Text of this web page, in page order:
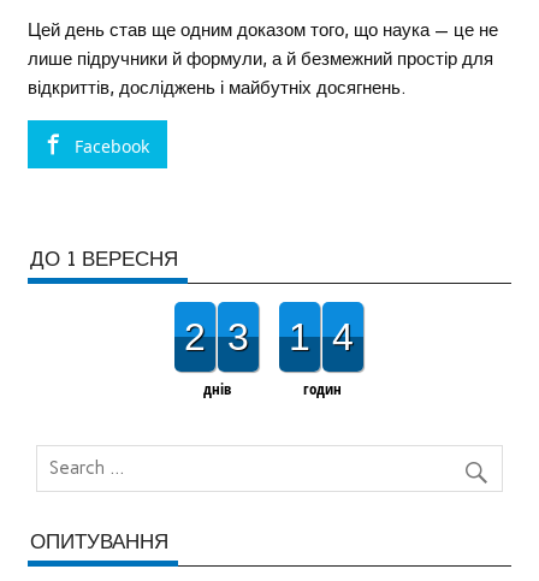
Цей день став ще одним доказом того, що наука — це не
лише підручники й формули, а й безмежний простір для
відкриттів, досліджень і майбутніх досягнень.
Facebook
ДО 1 ВЕРЕСНЯ
2 3
днів
1 4
годин
ОПИТУВАННЯ